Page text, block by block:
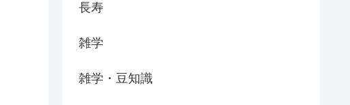
長寿
雑学
雑学・豆知識